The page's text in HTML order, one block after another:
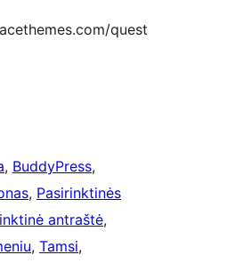
quest
, BuddyPress
, Pasirinktinės
antraštė
, Tamsi